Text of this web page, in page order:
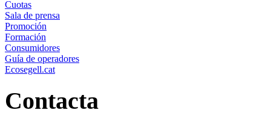
Cuotas
Sala de prensa
Promoción
Formación
Consumidores
Guía de operadores
Ecosegell.cat
Contacta